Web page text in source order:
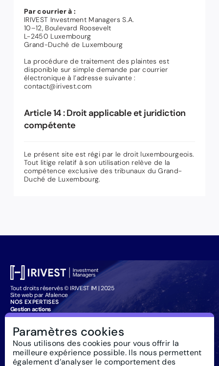
Par courrier à :
IRIVEST Investment Managers S.A.
10–12, Boulevard Roosevelt
L-2450 Luxembourg
Grand-Duché de Luxembourg
La procédure de traitement des plaintes est
disponible sur simple demande par courrier
électronique à l’adresse suivante :
contact@irivest.com
Article 14 : Droit applicable et juridiction
compétente
Le présent site est régi par le droit luxembourgeois.
Tout litige relatif à son utilisation relève de la
compétence exclusive des tribunaux du Grand-
Duché de Luxembourg.
Tout droits réservés © IRIVEST IM | 2025
Site web par Afalence
NOS EXPERTISES
Gestion actions
Gestion obligataire
Particuliers : souscription
IRIVEST IM
À propos
Investissement responsable
Actualités
Paramètres cookies
Nous utilisons des cookies pour vous offrir la
meilleure expérience possible. Ils nous permettent
également d’analyser le comportement des